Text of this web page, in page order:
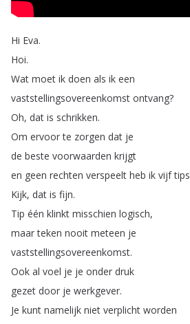
Hi Eva.
Hoi.
Wat moet ik doen als ik een
vaststellingsovereenkomst ontvang?
Oh, dat is schrikken.
Om ervoor te zorgen dat je
de beste voorwaarden krijgt
en geen rechten verspeelt heb ik vijf tips
Kijk, dat is fijn.
Tip één klinkt misschien logisch,
maar teken nooit meteen je
vaststellingsovereenkomst.
Ook al voel je je onder druk
gezet door je werkgever.
Je kunt namelijk niet verplicht worden